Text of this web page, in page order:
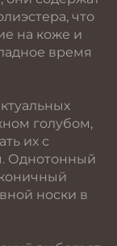
что
на коже и
время
голубом,
их с
Однотонный
носки в